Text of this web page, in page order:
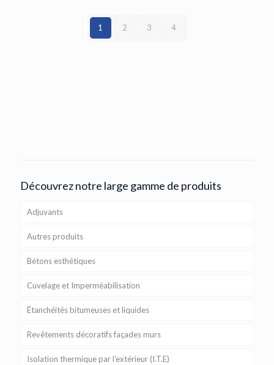
1 2 3 4
Découvrez notre large gamme de produits
Adjuvants
Autres produits
Bétons esthétiques
Cuvelage et Imperméabilisation
Étanchéités bitumeuses et liquides
Revêtements décoratifs façades murs
Isolation thermique par l’extérieur (I.T.E)